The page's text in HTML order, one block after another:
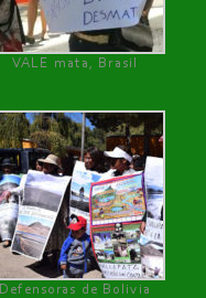
VALE mata, Brasil
Defensoras de Bolivia